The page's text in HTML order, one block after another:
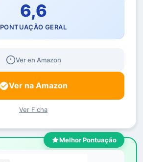
6,6
PONTUAÇÃO GERAL
Ver en Amazon
Ver na Amazon
Ver Ficha
Melhor Pontuação